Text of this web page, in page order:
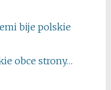
bije polskie
obce strony…